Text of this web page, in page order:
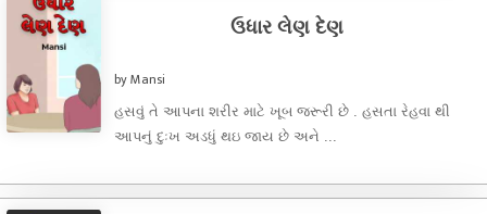
ઉધાર લેણ દેણ
by Mansi
હસવું તે આપના શરીર માટે ખૂબ જરૂરી છે . હસતા રેહવા થી
આપનું દુઃખ અડધું થઇ જાય છે અને ...